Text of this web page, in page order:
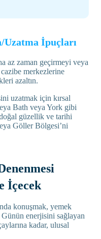
Uzatma İpuçları
az zaman geçirmeyi veya
merkezlerine
azaltın.
uzatmak için kırsal
Bath veya York gibi
güzellik ve tarihi
Göller Bölgesi’ni
İçecek
konuşmak, yemek
enerjisini sağlayan
kadar, ulusal